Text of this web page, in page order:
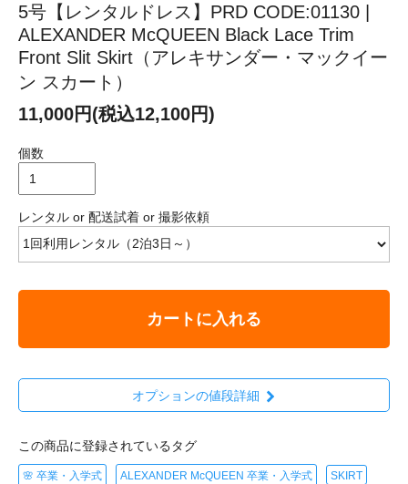
5号【レンタルドレス】PRD CODE:01130 |
ALEXANDER McQUEEN Black Lace Trim
Front Slit Skirt（アレキサンダー・マックイー
ン スカート）
11,000円(税込12,100円)
個数
レンタル or 配送試着 or 撮影依頼
カートに入れる
オプションの値段詳細
この商品に登録されているタグ
🌸 卒業・入学式 ALEXANDER McQUEEN 卒業・入学式 SKIRT